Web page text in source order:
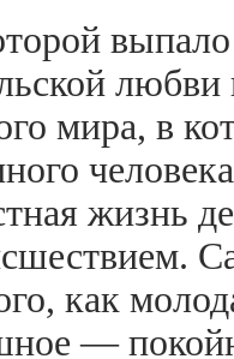
любви
мира, в
жизнь
как
—